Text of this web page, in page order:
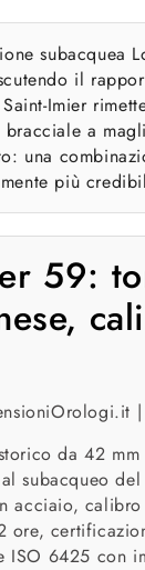
subacquea
il
Imier
a
una
più
59:
|
da 42
subacqueo
acciaio,
ISO 6425 con